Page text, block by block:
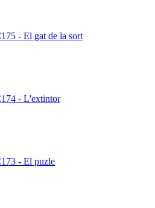
- El gat de la sort
- L'extintor
- El puzle